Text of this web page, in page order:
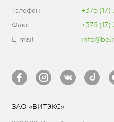
Телефон
+375
Факс
+375
E-mail
ЗАО «ВИТЭКС»